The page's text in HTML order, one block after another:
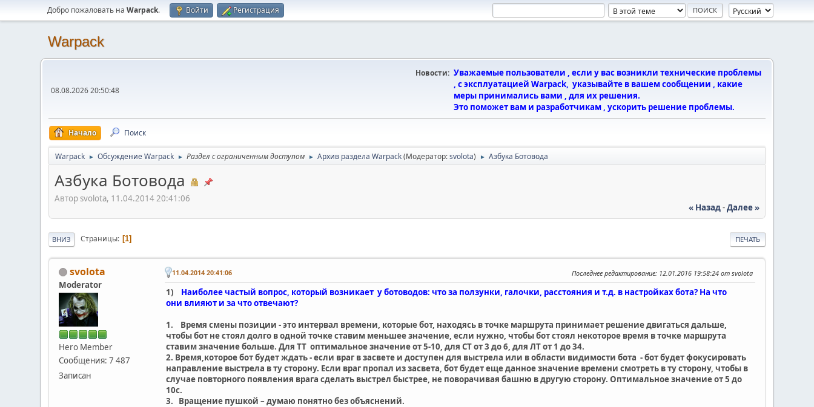
Добро пожаловать наWarpack. Войти Регистрация
Warpack
08.08.2026 20:50:48
Новости: Уважаемые пользователи , если у вас возникли технические проблемы
, с эксплуатацией Warpack, указывайте в вашем сообщении , какие
меры принимались вами , для их решения.
Это поможет вам и разработчикам , ускорить решение проблемы.
Начало Поиск
Warpack ► Обсуждение Warpack ► Раздел с ограниченным доступом ► Архив раздела Warpack(Модератор:svolota) ► Азбука Ботовода
Азбука Ботовода
Автор svolota, 11.04.2014 20:41:06
« Назад-Далее »
ПЕЧАТЬ
ВНИЗ Страницы 1
svolota
Moderator
Hero Member
Сообщения: 7 487
Записан
11.04.2014 20:41:06 Последнее редактирование: 12.01.2016 19:58:24 от svolota
1)
Наиболее частый вопрос, который возникает у ботоводов: что за ползунки, галочки, расстояния и т.д. в настройках бота? На что
они влияют и за что отвечают?
1. Время смены позиции - это интервал времени, которые бот, находясь в точке маршрута принимает решение двигаться дальше,
чтобы бот не стоял долго в одной точке ставим меньшее значение, если нужно, чтобы бот стоял некоторое время в точке маршрута
ставим значение больше. Для ТТ оптимальное значение от 5-10, для СТ от 3 до 6, для ЛТ от 1 до 34.
2. Время,которое бот будет ждать - если враг в засвете и доступен для выстрела или в области видимости бота - бот будет фокусировать
направление выстрела в ту сторону. Если враг пропал из засвета, бот будет еще данное значение времени смотреть в ту сторону, чтобы в
случае повторного появления врага сделать выстрел быстрее, не поворачивая башню в другую сторону. Оптимальное значение от 5 до
10с.
3. Вращение пушкой – думаю понятно без объяснений.